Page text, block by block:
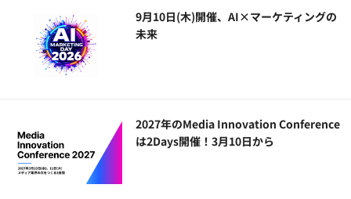
9月10日(木)開催、AI×マーケティングの
未来
2027年のMedia Innovation Conference
は2Days開催！3月10日から